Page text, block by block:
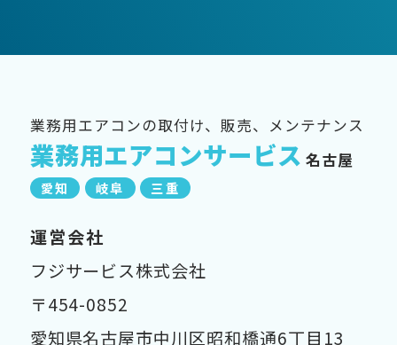
業務用エアコンの取付け、販売、メンテナンス
業務用エアコンサービス 名古屋
愛知 岐阜 三重
運営会社
フジサービス株式会社
〒454-0852
愛知県名古屋市中川区昭和橋通6丁目13